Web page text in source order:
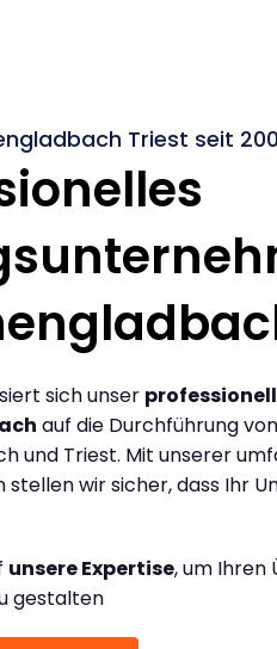
Triest seit
sich unser
auf die Durchführung
und Triest. Mit unserer
wir sicher, dass Ihr
unsere Expertise, um Ihren
gestalten